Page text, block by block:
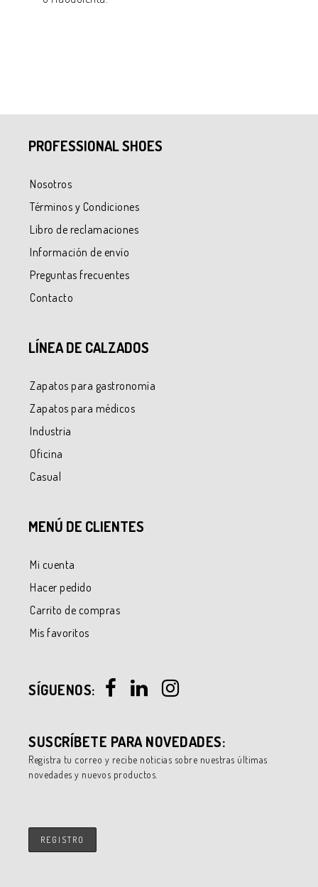
PROFESSIONAL SHOES
Nosotros
Términos y Condiciones
Libro de reclamaciones
Información de envío
Preguntas frecuentes
Contacto
LÍNEA DE CALZADOS
Zapatos para gastronomía
Zapatos para médicos
Industria
Oficina
Casual
MENÚ DE CLIENTES
Mi cuenta
Hacer pedido
Carrito de compras
Mis favoritos
SÍGUENOS:
SUSCRÍBETE PARA NOVEDADES:
Registra tu correo y recibe noticias sobre nuestras últimas
novedades y nuevos productos.